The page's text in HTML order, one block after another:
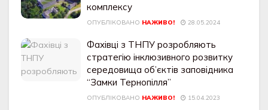
комплексу
ОПУБЛІКОВАНО НАЖИВО! 28.05.2024
Фахівці з ТНПУ розробляють
стратегію інклюзивного розвитку
середовища об’єктів заповідника
“Замки Тернопілля”
ОПУБЛІКОВАНО НАЖИВО! 15.04.2023